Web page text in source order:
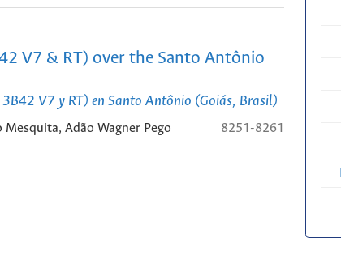
V7 & RT) over the Santo Antônio
V7 y RT) en Santo Antônio (Goiás, Brasil)
Adão Wagner Pego
8251-8261